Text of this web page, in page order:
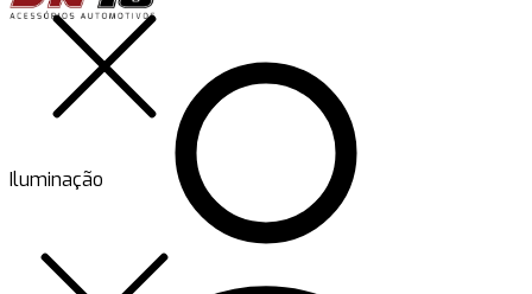
Iluminação